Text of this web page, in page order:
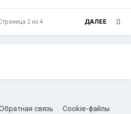
ДАЛЕЕ
2 из 4
связь Cookie-файлы